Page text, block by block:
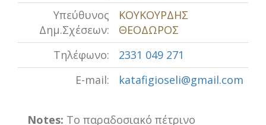
Υπεύθυνος
Δημ.Σχέσεων:
ΚΟΥΚΟΥΡΔΗΣ
ΘΕΟΔΩΡΟΣ
Τηλέφωνο:
2331 049 271
E-mail:
katafigioseli@gmail.com
Notes: Το παραδοσιακό πέτρινο